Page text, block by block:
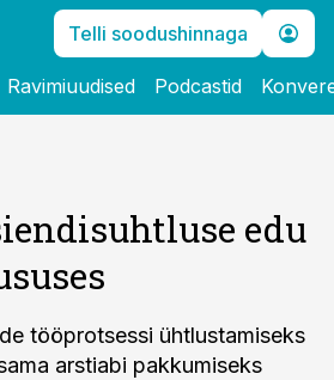
Telli soodushinnaga
Ravimiuudised Podcastid
edu
tööprotsessi ühtlustamiseks
arstiabi pakkumiseks